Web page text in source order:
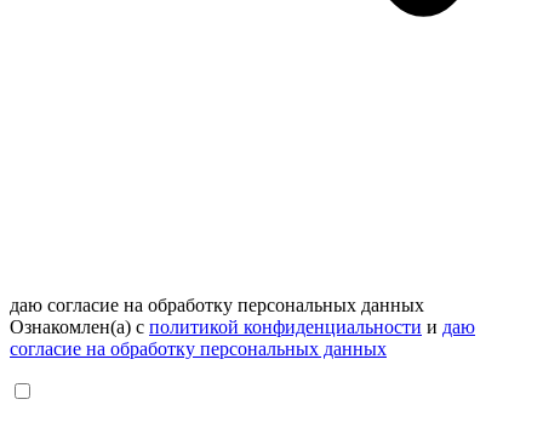
даю согласие на обработку персональных данных
Ознакомлен(а) с политикой конфиденциальности и даю
согласие на обработку персональных данных